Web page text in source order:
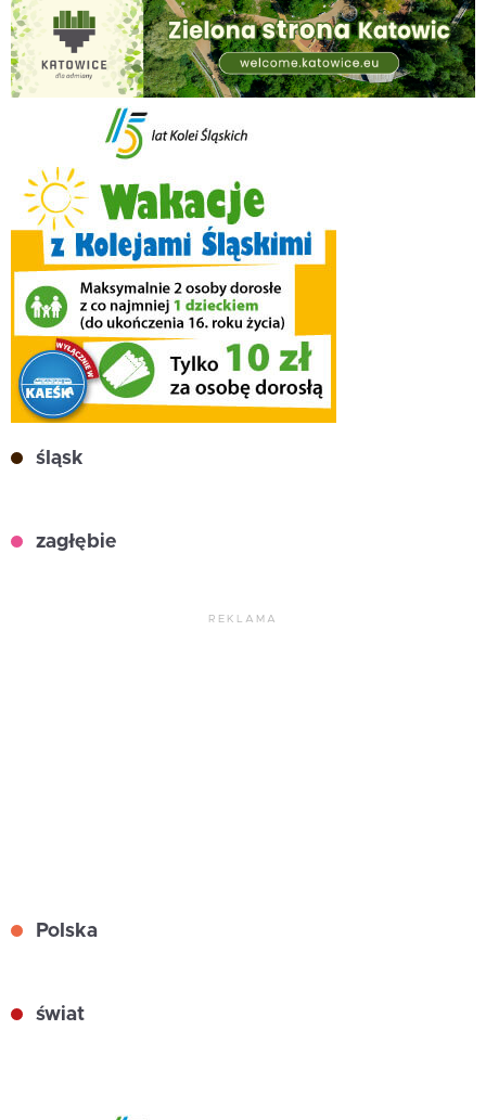
śląsk
zagłębie
REKLAMA
Polska
świat